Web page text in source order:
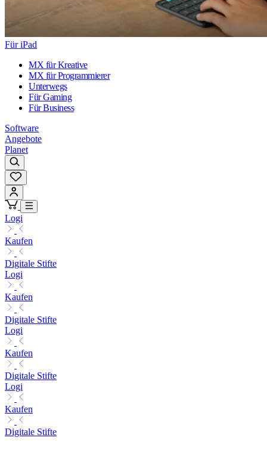
Für iPad
MX für Kreative
MX für Programmierer
Unterwegs
Für Gaming
Für Business
Software
Angebote
Planet
Logi
Kaufen
Digitale Stifte
Logi
Kaufen
Digitale Stifte
Logi
Kaufen
Digitale Stifte
Logi
Kaufen
Digitale Stifte